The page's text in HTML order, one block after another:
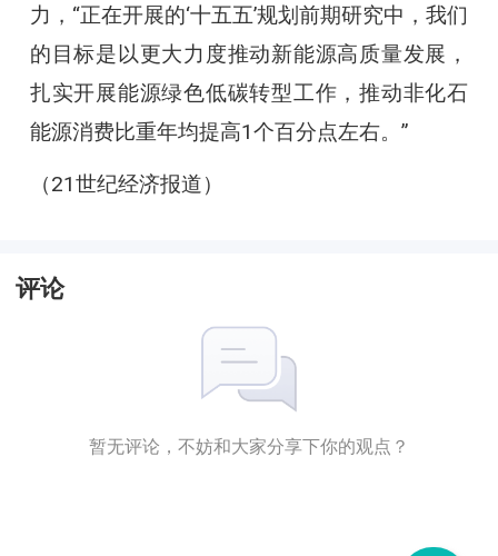
力，“正在开展的‘十五五’规划前期研究中，我们
的目标是以更大力度推动新能源高质量发展，
扎实开展能源绿色低碳转型工作，推动非化石
能源消费比重年均提高1个百分点左右。”
（21世纪经济报道）
评论
暂无评论，不妨和大家分享下你的观点？